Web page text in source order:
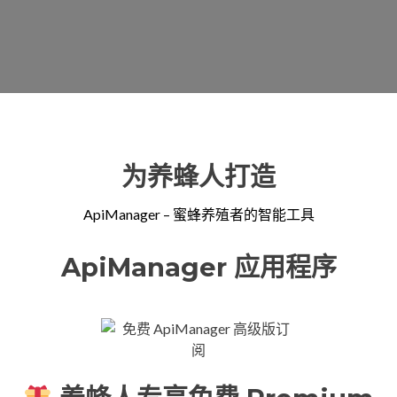
为养蜂人打造
ApiManager – 蜜蜂养殖者的智能工具
ApiManager 应用程序